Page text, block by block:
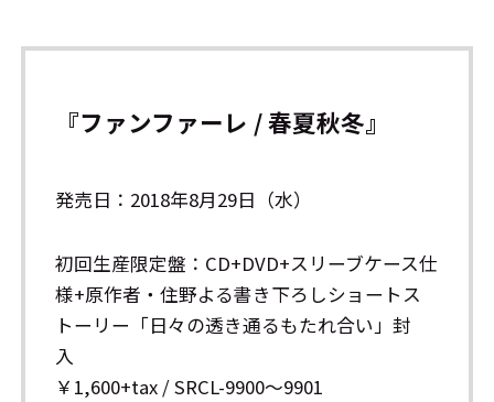
『ファンファーレ / 春夏秋冬』
発売日：2018年8月29日（水）
初回生産限定盤：CD+DVD+スリーブケース仕
様+原作者・住野よる書き下ろしショートス
トーリー「日々の透き通るもたれ合い」封
入
￥1,600+tax / SRCL-9900～9901